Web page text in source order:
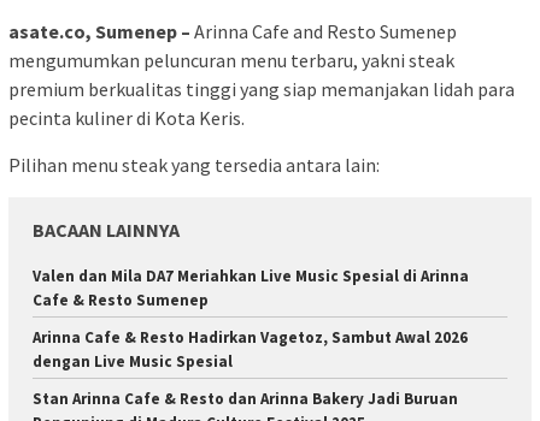
asate.co, Sumenep – Arinna Cafe and Resto Sumenep
mengumumkan peluncuran menu terbaru, yakni steak
premium berkualitas tinggi yang siap memanjakan lidah para
pecinta kuliner di Kota Keris.
Pilihan menu steak yang tersedia antara lain:
BACAAN LAINNYA
Valen dan Mila DA7 Meriahkan Live Music Spesial di Arinna
Cafe & Resto Sumenep
Arinna Cafe & Resto Hadirkan Vagetoz, Sambut Awal 2026
dengan Live Music Spesial
Stan Arinna Cafe & Resto dan Arinna Bakery Jadi Buruan